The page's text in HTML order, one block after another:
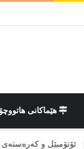
هێماکانى هاتووچۆ
و کەرەستەی